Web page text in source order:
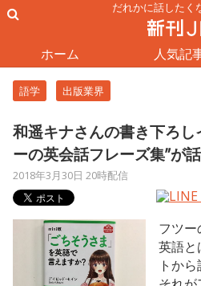
だれかに話したく
ホーム 人気記
語学 出版業界
和遥キナさんの書き下ろし
ーの英会話フレーズ集”が
2018年3月30日 20時配信
フツー
英語と
トか